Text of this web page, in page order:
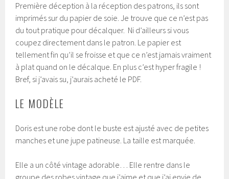
Première déception à la réception des patrons, ils sont
imprimés sur du papier de soie. Je trouve que ce n’est pas
du tout pratique pour décalquer. Ni d’ailleurs si vous
coupez directement dans le patron. Le papier est
tellement fin qu’il se froisse et que ce n’est jamais vraiment
à plat quand on le décalque. En plus c’est hyper fragile !
Bref, si j’avais su, j’aurais acheté le PDF.
LE MODÈLE
Doris est une robe dont le buste est ajusté avec de petites
manches et une jupe patineuse. La taille est marquée.
Elle a un côté vintage adorable… Elle rentre dans le
groupe des robes vintage que j’aime et que j’ai envie de